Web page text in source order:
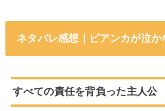
ネタバレ感想｜ビアンカが泣か
すべての責任を背負った主人公